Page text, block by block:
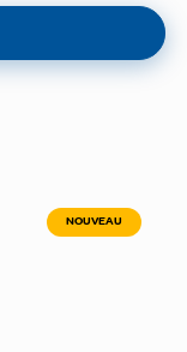
NOUVEAU